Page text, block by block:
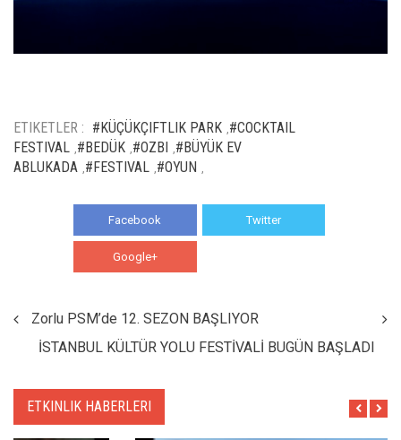
ETIKETLER : #KÜÇÜKÇIFTLIK PARK #COCKTAIL
FESTIVAL #BEDÜK #OZBI #BÜYÜK EV
ABLUKADA #FESTIVAL #OYUN
Facebook Twitter
Google+
Zorlu PSM’de 12. SEZON BAŞLIYOR
İSTANBUL KÜLTÜR YOLU FESTİVALİ BUGÜN BAŞLADI
ETKINLIK HABERLERI